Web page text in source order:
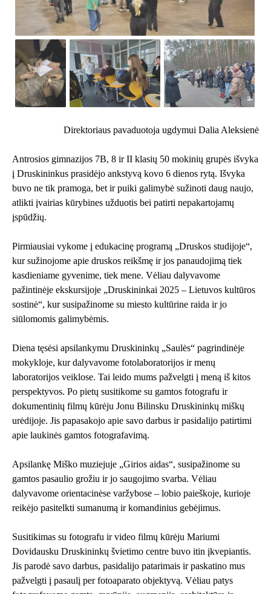
Direktoriaus pavaduotoja ugdymui Dalia Aleksienė
Antrosios gimnazijos 7B, 8 ir II klasių 50 mokinių grupės išvyka
į Druskininkus prasidėjo ankstyvą kovo 6 dienos rytą. Išvyka
buvo ne tik pramoga, bet ir puiki galimybė sužinoti daug naujo,
atlikti įvairias kūrybines užduotis bei patirti nepakartojamų
įspūdžių.
Pirmiausiai vykome į edukacinę programą „Druskos studijoje“,
kur sužinojome apie druskos reikšmę ir jos panaudojimą tiek
kasdieniame gyvenime, tiek mene. Vėliau dalyvavome
pažintinėje ekskursijoje „Druskininkai 2025 – Lietuvos kultūros
sostinė“, kur susipažinome su miesto kultūrine raida ir jo
siūlomomis galimybėmis.
Diena tęsėsi apsilankymu Druskininkų „Saulės“ pagrindinėje
mokykloje, kur dalyvavome fotolaboratorijos ir menų
laboratorijos veiklose. Tai leido mums pažvelgti į meną iš kitos
perspektyvos. Po pietų susitikome su gamtos fotografu ir
dokumentinių filmų kūrėju Jonu Bilinsku Druskininkų miškų
urėdijoje. Jis papasakojo apie savo darbus ir pasidalijo patirtimi
apie laukinės gamtos fotografavimą.
Apsilankę Miško muziejuje „Girios aidas“, susipažinome su
gamtos pasaulio grožiu ir jo saugojimo svarba. Vėliau
dalyvavome orientacinėse varžybose – lobio paieškoje, kurioje
reikėjo pasitelkti sumanumą ir komandinius gebėjimus.
Susitikimas su fotografu ir video filmų kūrėju Mariumi
Dovidausku Druskininkų švietimo centre buvo itin įkvepiantis.
Jis parodė savo darbus, pasidalijo patarimais ir paskatino mus
pažvelgti į pasaulį per fotoaparato objektyvą. Vėliau patys